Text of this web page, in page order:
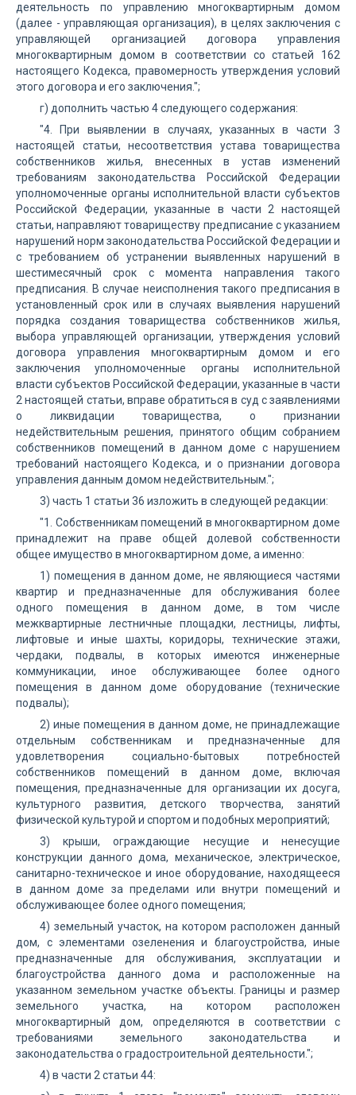
деятельность по управлению многоквартирным домом
(далее - управляющая организация), в целях заключения с
управляющей организацией договора управления
многоквартирным домом в соответствии со статьей 162
настоящего Кодекса, правомерность утверждения условий
этого договора и его заключения.";
г) дополнить частью 4 следующего содержания:
"4. При выявлении в случаях, указанных в части 3
настоящей статьи, несоответствия устава товарищества
собственников жилья, внесенных в устав изменений
требованиям законодательства Российской Федерации
уполномоченные органы исполнительной власти субъектов
Российской Федерации, указанные в части 2 настоящей
статьи, направляют товариществу предписание с указанием
нарушений норм законодательства Российской Федерации и
с требованием об устранении выявленных нарушений в
шестимесячный срок с момента направления такого
предписания. В случае неисполнения такого предписания в
установленный срок или в случаях выявления нарушений
порядка создания товарищества собственников жилья,
выбора управляющей организации, утверждения условий
договора управления многоквартирным домом и его
заключения уполномоченные органы исполнительной
власти субъектов Российской Федерации, указанные в части
2 настоящей статьи, вправе обратиться в суд с заявлениями
о ликвидации товарищества, о признании
недействительным решения, принятого общим собранием
собственников помещений в данном доме с нарушением
требований настоящего Кодекса, и о признании договора
управления данным домом недействительным.";
3) часть 1 статьи 36 изложить в следующей редакции:
"1. Собственникам помещений в многоквартирном доме
принадлежит на праве общей долевой собственности
общее имущество в многоквартирном доме, а именно:
1) помещения в данном доме, не являющиеся частями
квартир и предназначенные для обслуживания более
одного помещения в данном доме, в том числе
межквартирные лестничные площадки, лестницы, лифты,
лифтовые и иные шахты, коридоры, технические этажи,
чердаки, подвалы, в которых имеются инженерные
коммуникации, иное обслуживающее более одного
помещения в данном доме оборудование (технические
подвалы);
2) иные помещения в данном доме, не принадлежащие
отдельным собственникам и предназначенные для
удовлетворения социально-бытовых потребностей
собственников помещений в данном доме, включая
помещения, предназначенные для организации их досуга,
культурного развития, детского творчества, занятий
физической культурой и спортом и подобных мероприятий;
3) крыши, ограждающие несущие и ненесущие
конструкции данного дома, механическое, электрическое,
санитарно-техническое и иное оборудование, находящееся
в данном доме за пределами или внутри помещений и
обслуживающее более одного помещения;
4) земельный участок, на котором расположен данный
дом, с элементами озеленения и благоустройства, иные
предназначенные для обслуживания, эксплуатации и
благоустройства данного дома и расположенные на
указанном земельном участке объекты. Границы и размер
земельного участка, на котором расположен
многоквартирный дом, определяются в соответствии с
требованиями земельного законодательства и
законодательства о градостроительной деятельности.";
4) в части 2 статьи 44: